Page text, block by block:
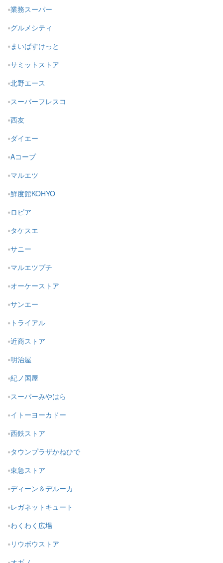
業務スーパー
グルメシティ
まいばすけっと
サミットストア
北野エース
スーパーフレスコ
西友
ダイエー
Aコープ
マルエツ
鮮度館KOHYO
ロピア
タケスエ
サニー
マルエツプチ
オーケーストア
サンエー
トライアル
近商ストア
明治屋
紀ノ国屋
スーパーみやはら
イトーヨーカドー
西鉄ストア
タウンプラザかねひで
東急ストア
ディーン＆デルーカ
レガネットキュート
わくわく広場
リウボウストア